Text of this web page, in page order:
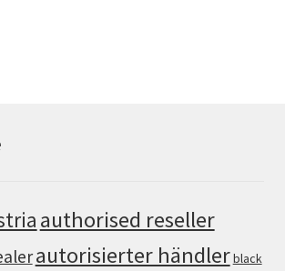
authorised reseller
autorisierter händlerblack